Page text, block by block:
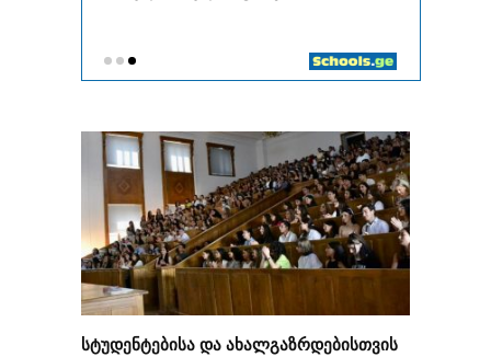
სტუდენტებისა და ახალგაზრდებისთვის